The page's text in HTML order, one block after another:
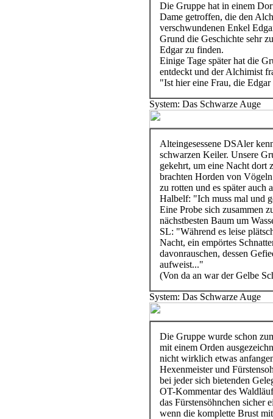
Die Gruppe hat in einem
Dame getroffen, die den
verschwundenen Enkel
Grund die Geschichte sehr
Edgar zu finden.
Einige Tage später hat die
entdeckt und der Alchimist
"Ist hier eine Frau, die
System: Das Schwarze Auge
Alteingesessene DSAler
schwarzen Keiler. Unsere
gekehrt, um eine Nacht dort
brachten Horden von
zu rotten und es später auch
Halbelf: "Ich muss mal und
Eine Probe sich zusammen
nächstbesten Baum um
SL: "Während es leise
Nacht, ein empörtes
davonrauschen, dessen
aufweist..."
(Von da an war der Gelbe
System: Das Schwarze Auge
Die Gruppe wurde schon
mit einem Orden
nicht wirklich etwas
Hexenmeister und
bei jeder sich bietenden
OT-Kommentar des
das Fürstensöhnchen sicher
wenn die komplette Brust